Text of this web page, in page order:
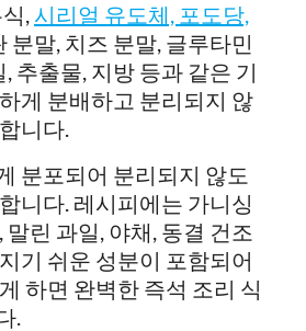
, 시리얼 유도체, 포도당,
분말, 치즈 분말, 글루타민
추출물, 지방 등과 같은 기
게 분배하고 분리되지 않
니다.
분포되어 분리되지 않도
니다. 레시피에는 가니싱
말린 과일, 야채, 동결 건조
기 쉬운 성분이 포함되어
하면 완벽한 즉석 조리 식
.